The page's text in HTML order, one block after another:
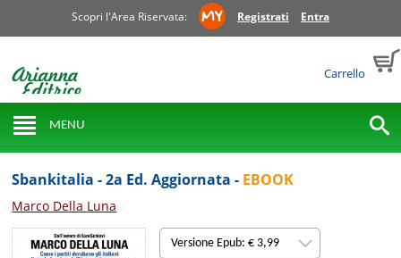
Scopri l'Area Riservata: Registrati Entra
Carrello
MENU
Sbankitalia - 2a Ed. Aggiornata - EBOOK
Marco Della Luna
Versione Epub: € 3,99